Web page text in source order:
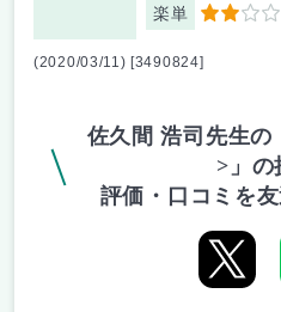
楽単 2
(2020/03/11) [3490824]
佐久間 浩司先生の
>」の
評価・口コミを